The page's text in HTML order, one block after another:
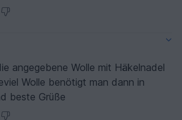
angegebene Wolle mit Häkelnadel
Wolle benötigt man dann in
beste Grüße